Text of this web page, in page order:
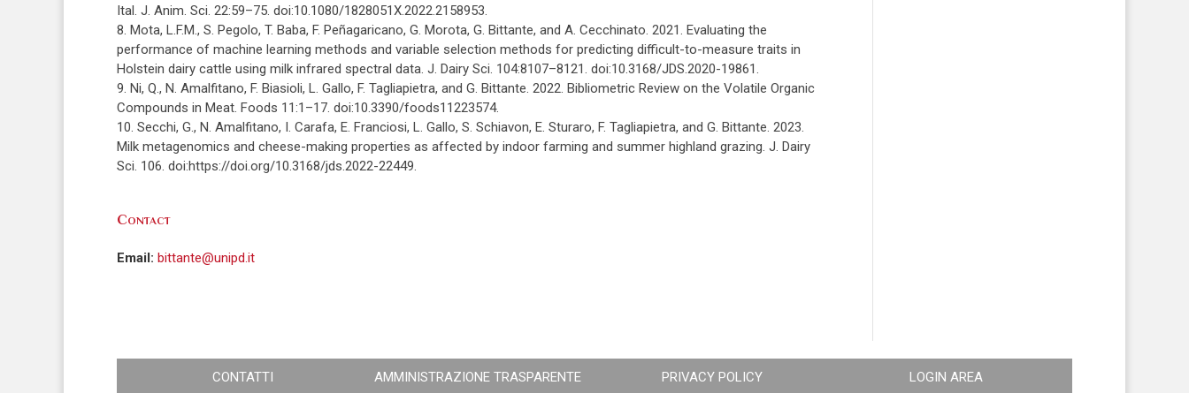
Ital. J. Anim. Sci. 22:59–75. doi:10.1080/1828051X.2022.2158953.
8. Mota, L.F.M., S. Pegolo, T. Baba, F. Peñagaricano, G. Morota, G. Bittante, and A. Cecchinato. 2021. Evaluating the
performance of machine learning methods and variable selection methods for predicting difficult-to-measure traits in
Holstein dairy cattle using milk infrared spectral data. J. Dairy Sci. 104:8107–8121. doi:10.3168/JDS.2020-19861.
9. Ni, Q., N. Amalfitano, F. Biasioli, L. Gallo, F. Tagliapietra, and G. Bittante. 2022. Bibliometric Review on the Volatile Organic
Compounds in Meat. Foods 11:1–17. doi:10.3390/foods11223574.
10. Secchi, G., N. Amalfitano, I. Carafa, E. Franciosi, L. Gallo, S. Schiavon, E. Sturaro, F. Tagliapietra, and G. Bittante. 2023.
Milk metagenomics and cheese-making properties as affected by indoor farming and summer highland grazing. J. Dairy
Sci. 106. doi:https://doi.org/10.3168/jds.2022-22449.
Contact
Email: bittante@unipd.it
CONTATTI AMMINISTRAZIONE TRASPARENTE PRIVACY POLICY LOGIN AREA